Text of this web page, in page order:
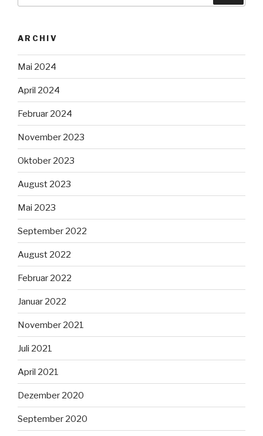
ARCHIV
Mai 2024
April 2024
Februar 2024
November 2023
Oktober 2023
August 2023
Mai 2023
September 2022
August 2022
Februar 2022
Januar 2022
November 2021
Juli 2021
April 2021
Dezember 2020
September 2020